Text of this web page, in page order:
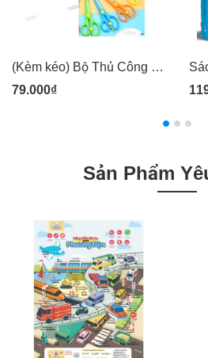
(Kèm kéo) Bộ Thủ Công Tay Khéo Não Tinh - Phân Loại Hộp 80 tờ Cắt Dán - Lalala Baby
79.000₫
Sản Phẩm